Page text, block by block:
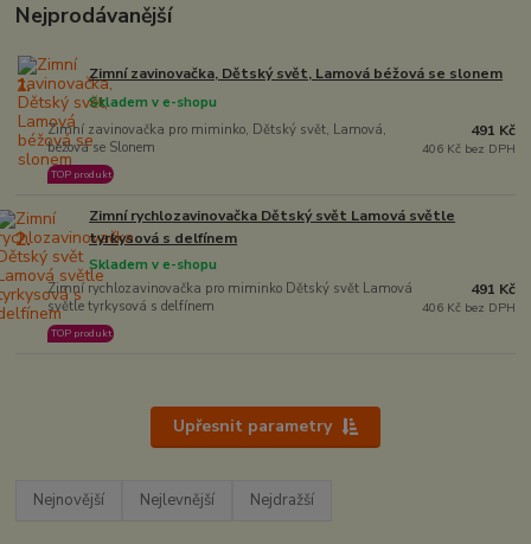
Nejprodávanější
1. Zimní zavinovačka, Dětský svět, Lamová béžová se slonem
Zimní zavinovačka pro miminko, Dětský svět, Lamová,
béžová se Slonem
Skladem v e-shopu
TOP produkt
491 Kč
406 Kč bez DPH
2.
Zimní rychlozavinovačka Dětský svět Lamová světle
tyrkysová s delfínem
Zimní rychlozavinovačka pro miminko Dětský svět Lamová
světle tyrkysová s delfínem
Skladem v e-shopu
TOP produkt
491 Kč
406 Kč bez DPH
Upřesnit parametry
Nejnovější Nejlevnější Nejdražší